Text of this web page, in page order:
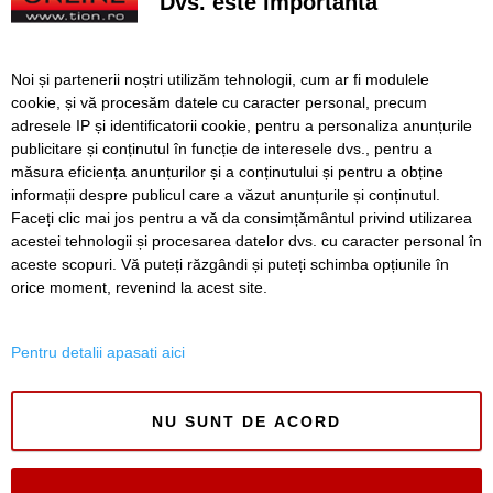
anul școlar cu tot ce are nevoie. Campania revine la
Avansează șantierul Pasajului Slavici–Polonă. Lațcău: „La
sfârșitul anului viitor vom circula pe podurile noi”
VIDEO. Din toamnă, încă 324 de locuri de cazare pentru
studenții UVT. Două cămine noi sunt aproape gata
SERVICII Redactia
Folosinta Cookie-urilor
Noi și partenerii noștri utilizăm tehnologii, cum ar fi modulele
cookie, și vă procesăm datele cu caracter personal, precum
adresele IP și identificatorii cookie, pentru a personaliza anunțurile
publicitare și conținutul în funcție de interesele dvs., pentru a
măsura eficiența anunțurilor și a conținutului și pentru a obține
informații despre publicul care a văzut anunțurile și conținutul.
Faceți clic mai jos pentru a vă da consimțământul privind utilizarea
acestei tehnologii și procesarea datelor dvs. cu caracter personal în
aceste scopuri. Vă puteți răzgândi și puteți schimba opțiunile în
orice moment, revenind la acest site.
Pentru detalii apasati aici
NU SUNT DE ACORD